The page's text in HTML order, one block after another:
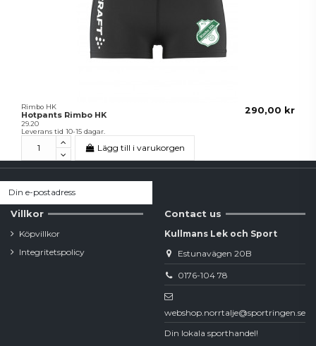
Rimbo HK
Hotpants Rimbo HK
29.20
290,00 kr
Leverans tid 10-15 dagar.
Lägg till i varukorgen
Villkor
Köpvillkor
Integritetspolicy
Contact us
Kullmans Lek och Sport
Estunavägen 20B
0176-104 78
webshop.norrtalje@sportringen.se
Din lokala sporthandel!